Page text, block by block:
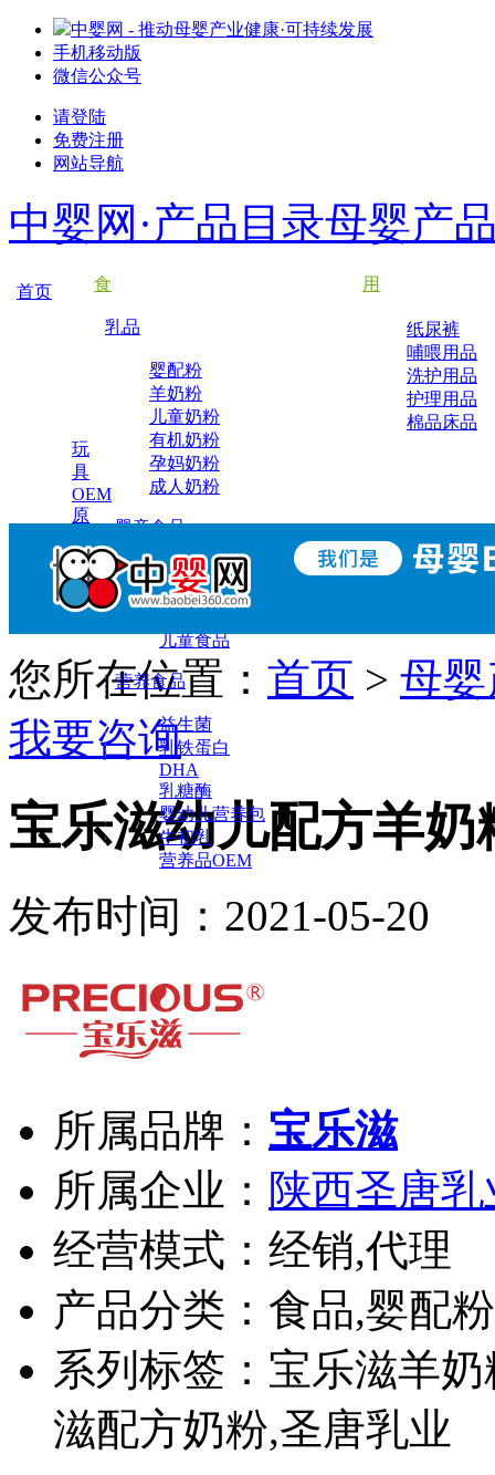
中婴网 - 推动母婴产业健康·可持续发展
手机移动版
微信公众号
请登陆
免费注册
网站导航
中婴网·产品目录母婴产
首页 食
乳品
婴配粉
羊奶粉
儿童奶粉
有机奶粉
孕妈奶粉
成人奶粉
婴童食品
辅食
小零食
儿童食品
营养食品
益生菌
乳铁蛋白
DHA
乳糖酶
婴幼儿营养包
牛初乳
营养品OEM
用
纸尿裤
哺喂用品
洗护用品
护理用品
棉品床品
玩
具
OEM
原
您所在位置： 首页 > 母
我要咨询
宝乐滋幼儿配方羊奶
发布时间：2021-05-
所属品牌： 宝乐滋
所属企业： 陕西圣唐
经营模式：经销,代理
产品分类：食品,婴配
系列标签：宝乐滋羊
滋配方奶粉,圣唐乳业